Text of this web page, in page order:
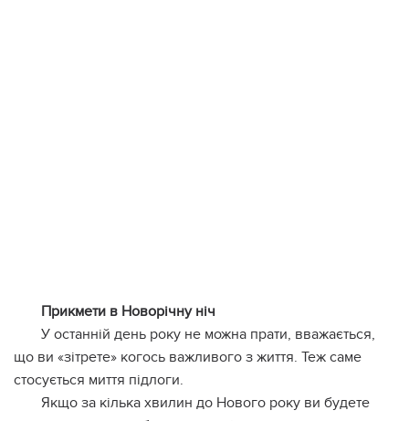
Прикмети в Новорічну ніч
У останній день року не можна прати, вважається,
що ви «зітрете» когось важливого з життя. Теж саме
стосується миття підлоги.
Якщо за кілька хвилин до Нового року ви будете